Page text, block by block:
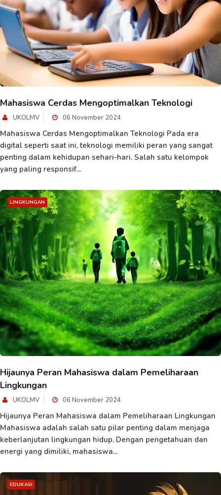
Mahasiswa Cerdas Mengoptimalkan Teknologi
UKOLMV 06 November 2024
Mahasiswa Cerdas Mengoptimalkan Teknologi Pada era
digital seperti saat ini, teknologi memiliki peran yang sangat
penting dalam kehidupan sehari-hari. Salah satu kelompok
yang paling responsif...
LINGKUNGAN
Hijaunya Peran Mahasiswa dalam Pemeliharaan
Lingkungan
UKOLMV 06 November 2024
Hijaunya Peran Mahasiswa dalam Pemeliharaan Lingkungan
Mahasiswa adalah salah satu pilar penting dalam menjaga
keberlanjutan lingkungan hidup. Dengan pengetahuan dan
energi yang dimiliki, mahasiswa...
EDUKASI